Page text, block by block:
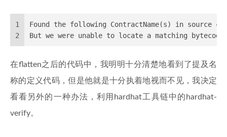
1
2
Found the following ContractName(s) in source
But we were unable to locate a matching bytecode
在flatten之后的代码中，我明明十分清楚地看到了提及名
称的定义代码，但是他就是十分执着地视而不见，我决定
看看另外的一种办法，利用hardhat工具链中的hardhat-
verify。